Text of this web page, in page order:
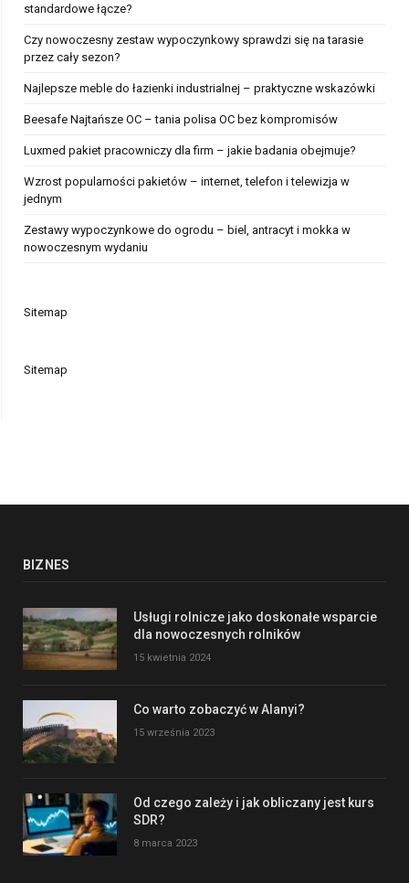
standardowe łącze?
Czy nowoczesny zestaw wypoczynkowy sprawdzi się na tarasie
przez cały sezon?
Najlepsze meble do łazienki industrialnej – praktyczne wskazówki
Beesafe Najtańsze OC – tania polisa OC bez kompromisów
Luxmed pakiet pracowniczy dla firm – jakie badania obejmuje?
Wzrost popularności pakietów – internet, telefon i telewizja w
jednym
Zestawy wypoczynkowe do ogrodu – biel, antracyt i mokka w
nowoczesnym wydaniu
Sitemap
Sitemap
BIZNES
Usługi rolnicze jako doskonałe wsparcie
dla nowoczesnych rolników
15 kwietnia 2024
Co warto zobaczyć w Alanyi?
15 września 2023
Od czego zależy i jak obliczany jest kurs
SDR?
8 marca 2023